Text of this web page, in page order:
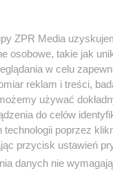
ZPR Media
osobowe, takie jak
w celu
reklam i treści,
używać
do celów
poprzez
przycisk ustawień
danych nie